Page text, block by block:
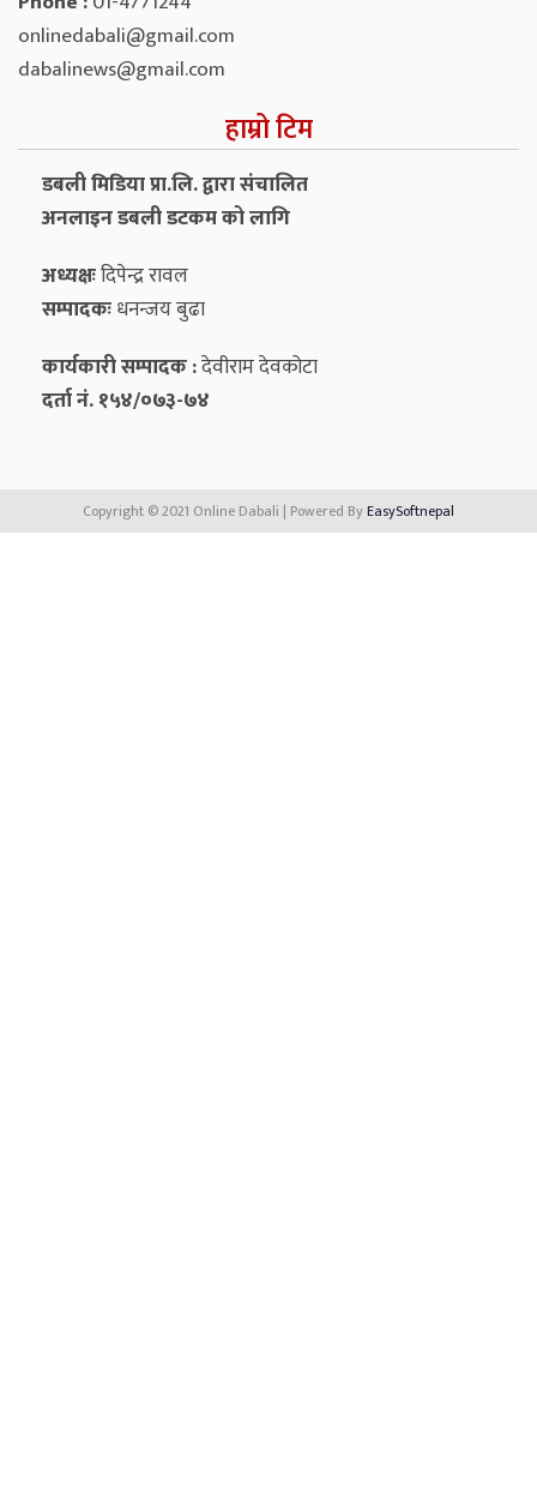
onlinedabali@gmail.com
dabalinews@gmail.com
हाम्रो टिम
डबली मिडिया प्रा.लि. द्वारा संचालित
अनलाइन डबली डटकम को लागि
अध्यक्षःदिपेन्द्र रावल
सम्पादकःधनन्‍जय बुढा
कार्यकारी सम्पादक :देवीराम देवकोटा
दर्ता नं. १५४/०७३-७४
Copyright © 2021 Online Dabali | Powered ByEasySoftnepal